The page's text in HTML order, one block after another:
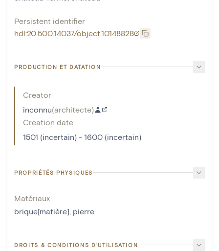
Persistent identifier
hdl:20.500.14037/object.10148828
PRODUCTION ET DATATION
Creator
inconnu(architecte)
Creation date
1501 (incertain) - 1600 (incertain)
PROPRIÉTÉS PHYSIQUES
Matériaux
brique[matière] pierre
DROITS & CONDITIONS D'UTILISATION